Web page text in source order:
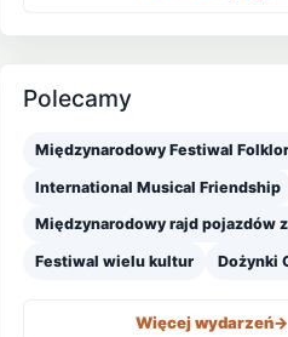
Polecamy
Międzynarodowy Festiwal
International Musical Friendship
Międzynarodowy rajd pojazdów
Festiwal wielu kultur Dożynki
Więcej wydarzeń->